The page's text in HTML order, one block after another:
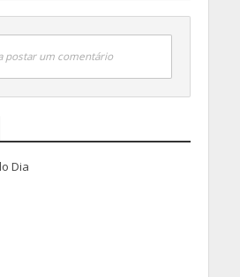
postar um comentário
Dia